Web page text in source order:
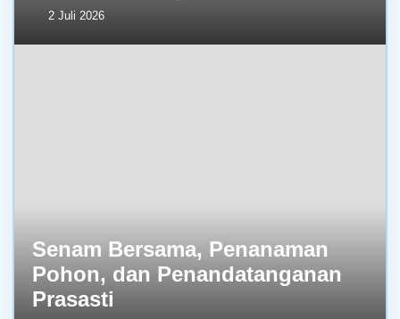
2 Juli 2026
Senam Bersama, Penanaman
Pohon, dan Penandatanganan
Prasasti